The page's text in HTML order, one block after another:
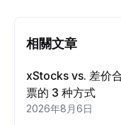
相關文章
xStocks vs. 差价
票的 3 种方式
2026年8月6日